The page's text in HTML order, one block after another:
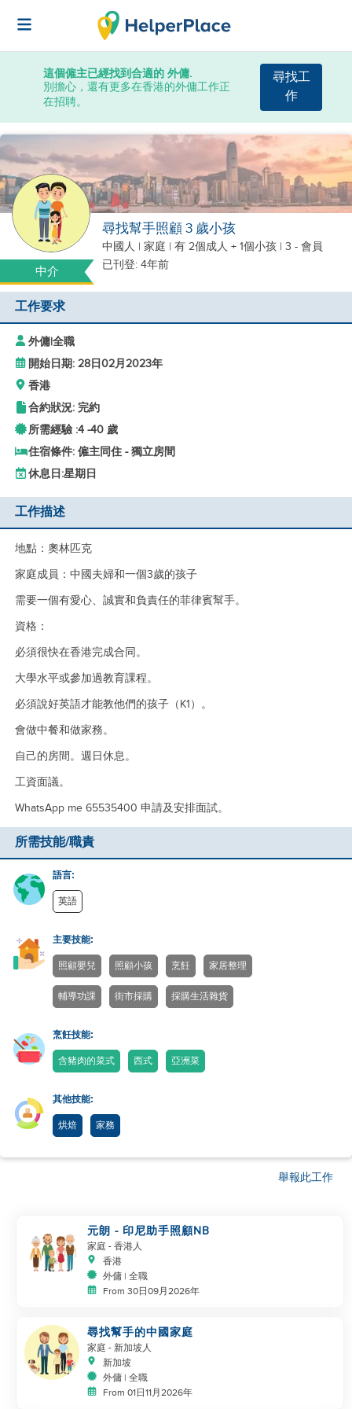
這個僱主已經找到合適的 外傭.
別擔心，還有更多在香港的外傭工作正
在招聘。
尋找工
作
中介
尋找幫手照顧 3 歲小孩
中國人 | 家庭 | 有 2個成人 + 1個小孩 | 3 - 會員
已刊登: 4年前
工作要求
外傭|全職
開始日期: 28日02月2023年
香港
合約狀況: 完約
所需經驗 :4 -40 歲
住宿條件: 僱主同住 - 獨立房間
休息日:星期日
工作描述
地點：奧林匹克
家庭成員：中國夫婦和一個3歲的孩子
需要一個有愛心、誠實和負責任的菲律賓幫手。
資格：
必須很快在香港完成合同。
大學水平或參加過教育課程。
必須說好英語才能教他們的孩子（K1）。
會做中餐和做家務。
自己的房間。週日休息。
工資面議。
WhatsApp me 65535400 申請及安排面試。
所需技能/職責
語言:
英語
主要技能:
照顧嬰兒 照顧小孩 烹飪 家居整理
輔導功課 街市採購 採購生活雜貨
烹飪技能:
含豬肉的菜式 西式 亞洲菜
其他技能:
烘焙 家務
舉報此工作
元朗 - 印尼助手照顧NB
家庭 - 香港人
香港
外傭 | 全職
From 30日09月2026年
尋找幫手的中國家庭
家庭 - 新加坡人
新加坡
外傭 | 全職
From 01日11月2026年